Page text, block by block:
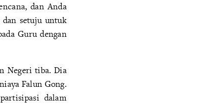
dan Anda
dan setuju untuk
Guru dengan
Negeri tiba. Dia
Falun Gong.
dalam